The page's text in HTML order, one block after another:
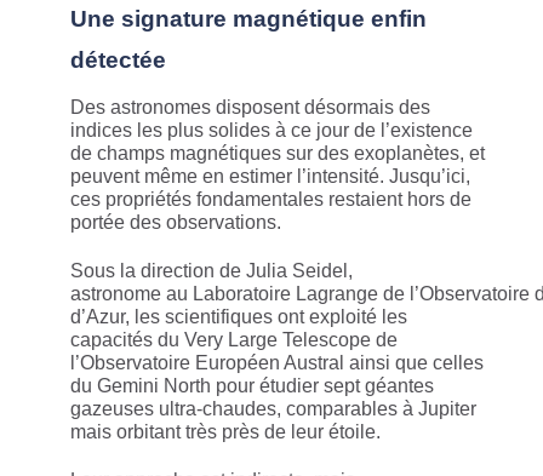
Une signature magnétique enfin
détectée
Des astronomes disposent désormais des
indices les plus solides à ce jour de l’existence
de champs magnétiques sur des exoplanètes, et
peuvent même en estimer l’intensité. Jusqu’ici,
ces propriétés fondamentales restaient hors de
portée des observations.
Sous la direction de Julia Seidel,
astronome au Laboratoire Lagrange de l’Observatoire
d’Azur, les scientifiques ont exploité les
capacités du Very Large Telescope de
l’Observatoire Européen Austral ainsi que celles
du Gemini North pour étudier sept géantes
gazeuses ultra-chaudes, comparables à Jupiter
mais orbitant très près de leur étoile.